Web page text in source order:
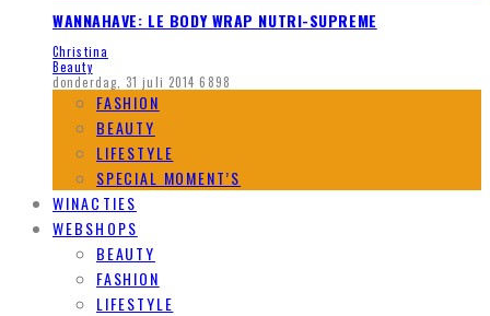
WANNAHAVE: LE BODY WRAP NUTRI-SUPREME
Christina
Beauty
donderdag, 31 juli 2014 6898
FASHION
BEAUTY
LIFESTYLE
SPECIAL MOMENT’S
WINACTIES
WEBSHOPS
BEAUTY
FASHION
LIFESTYLE